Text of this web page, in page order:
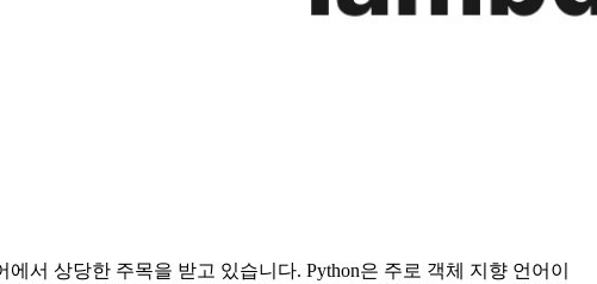
서 상당한 주목을 받고 있습니다. Python은 주로 객체 지향 언어이